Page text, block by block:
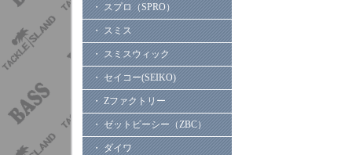
・ スプロ（SPRO）
・ スミス
・ スミスウィック
・ セイコー(SEIKO)
・ Zファクトリー
・ ゼットビーシー（ZBC）
・ ダイワ